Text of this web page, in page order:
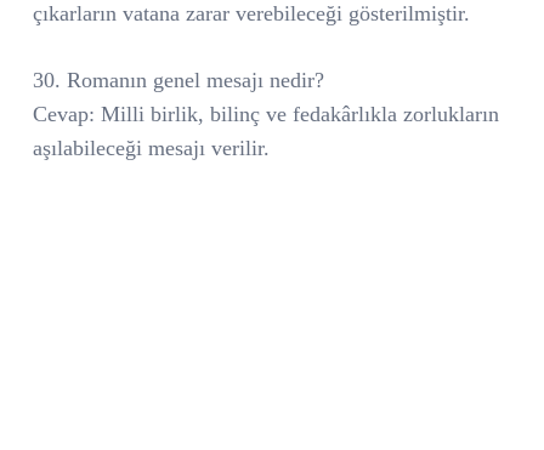
çıkarların vatana zarar verebileceği gösterilmiştir.
30. Romanın genel mesajı nedir?
Cevap: Milli birlik, bilinç ve fedakârlıkla zorlukların
aşılabileceği mesajı verilir.